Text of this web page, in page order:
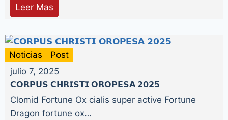
Leer Mas
Noticias
Post
julio 7, 2025
𝗖𝗢𝗥𝗣𝗨𝗦 𝗖𝗛𝗥𝗜𝗦𝗧𝗜 𝗢𝗥𝗢𝗣𝗘𝗦𝗔 𝟮𝟬𝟮𝟱
Clomid Fortune Ox cialis super active Fortune
Dragon fortune ox…